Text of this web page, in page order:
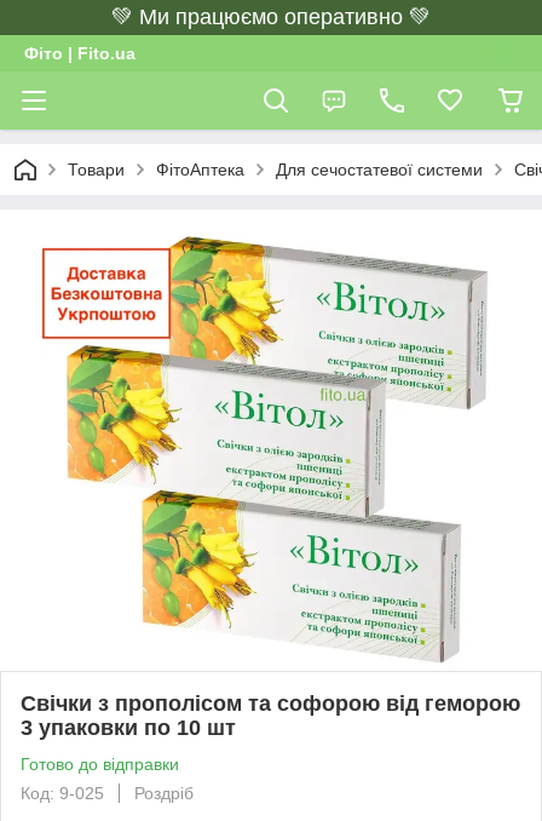
💚 Ми працюємо оперативно 💚
Фіто | Fito.ua
Товари ФітоАптека Для сечостатевої системи
Свічки з прополісом та софорою від геморою
3 упаковки по 10 шт
Готово до відправки
Код: 9-025
Роздріб